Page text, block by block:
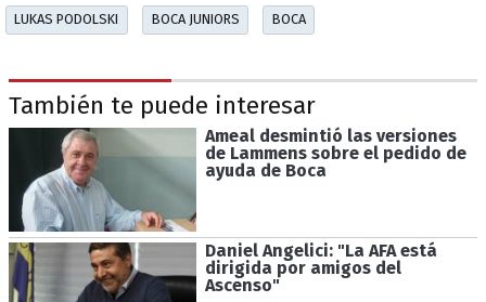
LUKAS PODOLSKI BOCA JUNIORS BOCA
También te puede interesar
Ameal desmintió las versiones
de Lammens sobre el pedido de
ayuda de Boca
Daniel Angelici: "La AFA está
dirigida por amigos del
Ascenso"